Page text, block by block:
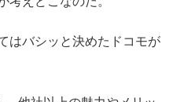
はバシッと決めたドコモが